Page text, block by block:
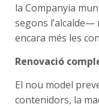
la Companyia
segons
encara més les
Renovació
El nou model
contenidors, la